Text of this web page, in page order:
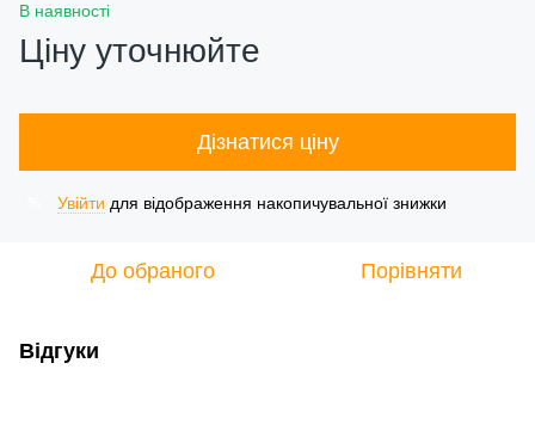
В наявності
Ціну уточнюйте
Дізнатися ціну
Увійти для відображення накопичувальної знижки
До обраного Порівняти
Відгуки